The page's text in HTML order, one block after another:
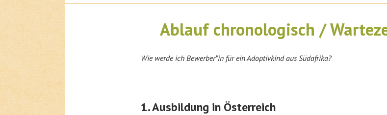
Ablauf chronologisch /
Wie werde ich Bewerber*in für ein Adoptivkind aus Südafrika?
1. Ausbildung in Österreich